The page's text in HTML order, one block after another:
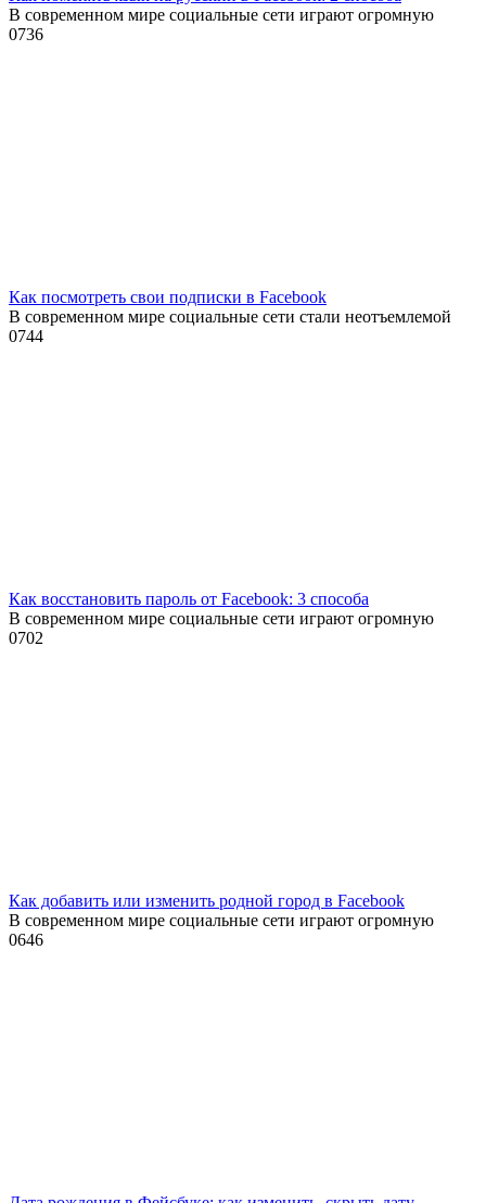
В современном мире социальные сети играют огромную
0736
Как посмотреть свои подписки в Facebook
В современном мире социальные сети стали неотъемлемой
0744
Как восстановить пароль от Facebook: 3 способа
В современном мире социальные сети играют огромную
0702
Как добавить или изменить родной город в Facebook
В современном мире социальные сети играют огромную
0646